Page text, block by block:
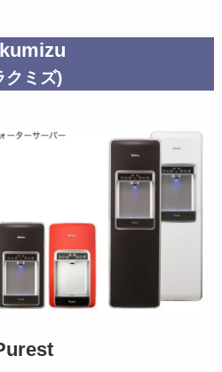
クミズ)